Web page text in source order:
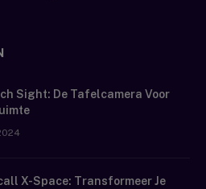
Sight: De Tafelcamera Voor
X-Space: Transformeer Je